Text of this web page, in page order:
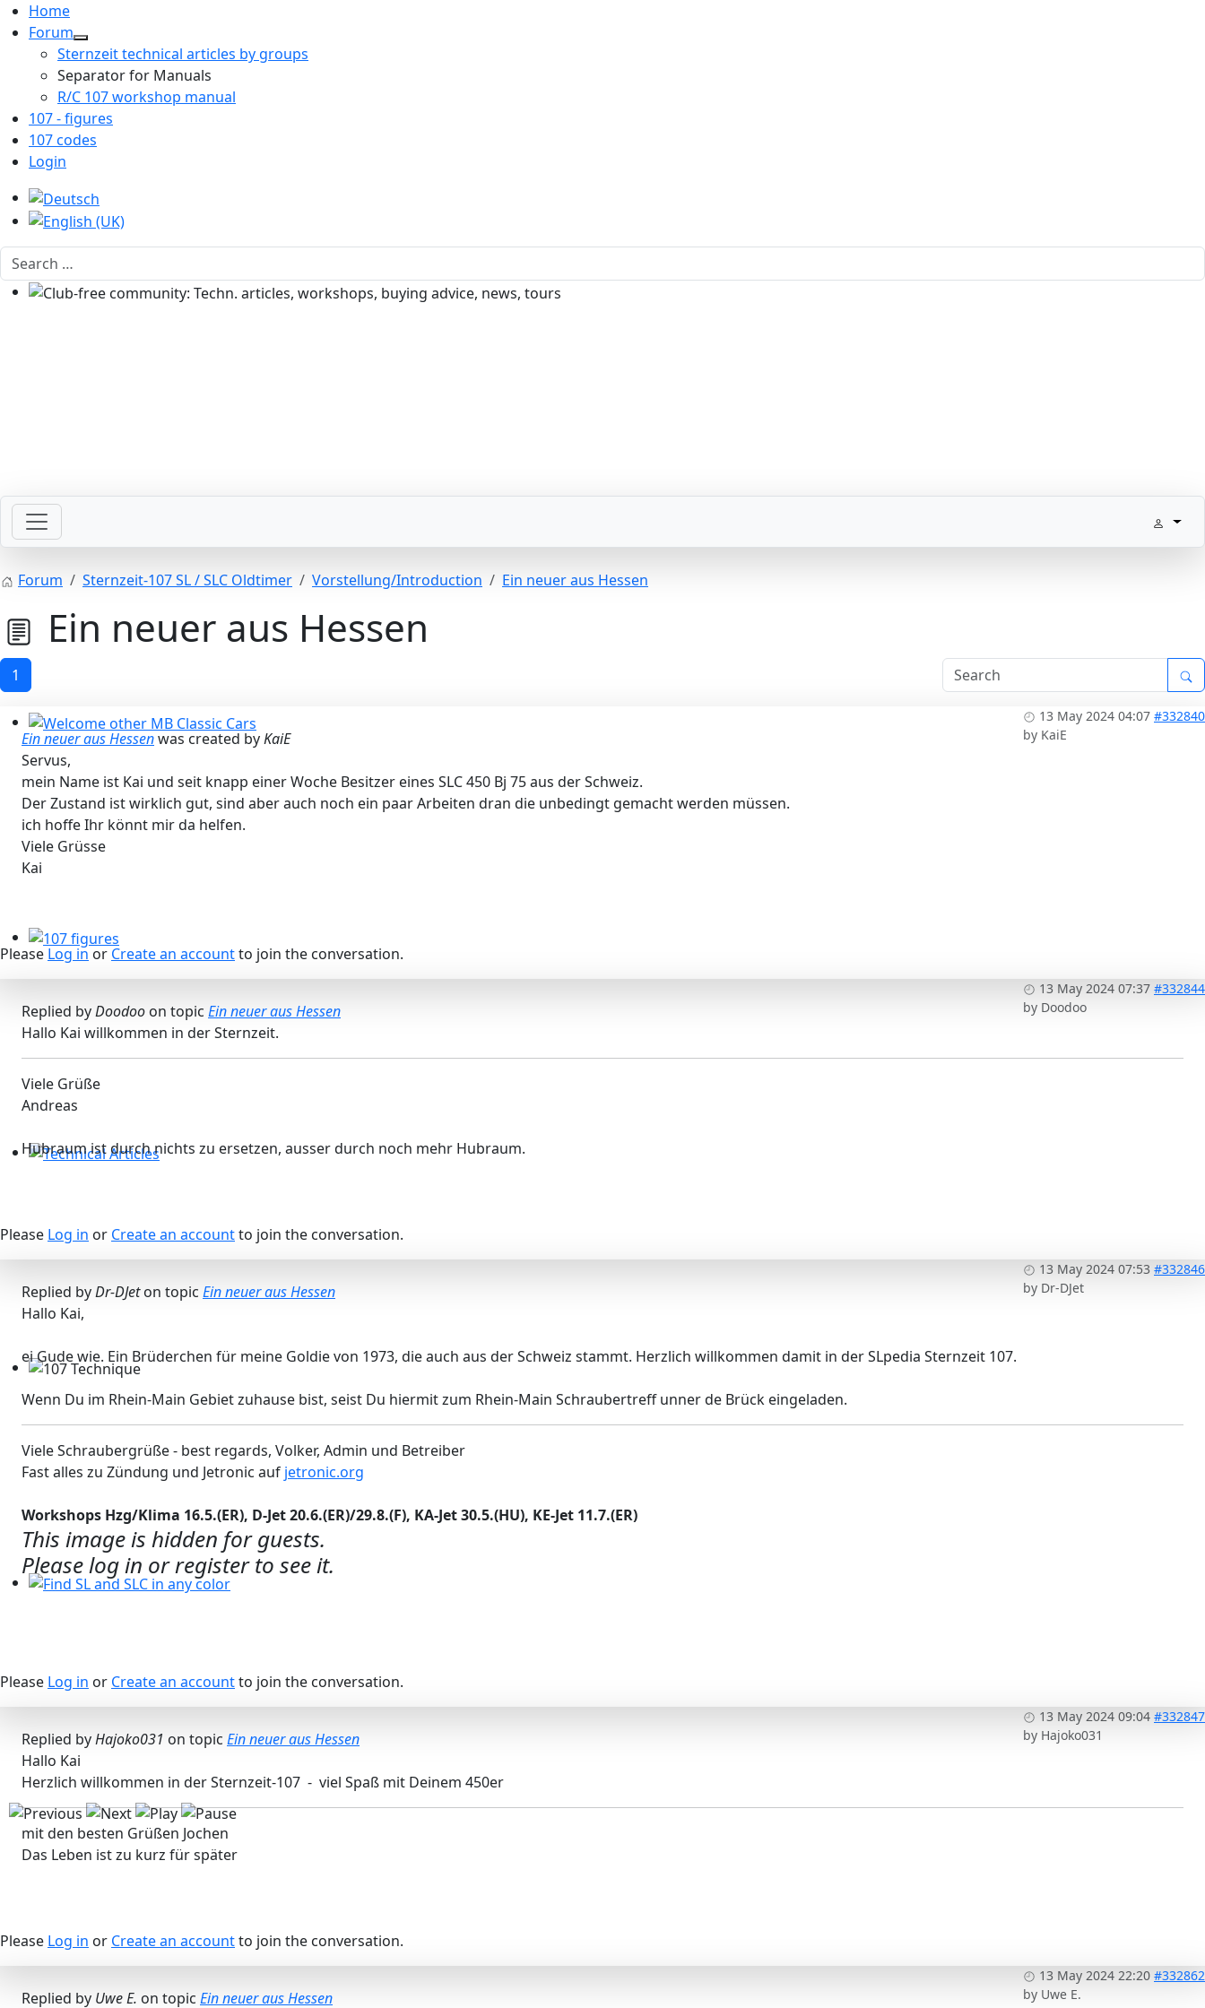
Home
Forum
Sternzeit technical articles by groups
Separator for Manuals
R/C 107 workshop manual
107 - figures
107 codes
Login
Select your language
Search
SLpedia Workshop Manual
Welcome other MB Classic Cars
107 figures
107 Technique
Forum Sternzeit-107 SL / SLC Oldtimer Vorstellung/Introduction Ein neuer aus Hessen
Ein neuer aus Hessen
1
13 May 2024 04:07 #332840
by KaiE
Ein neuer aus Hessenwas created byKaiE
Servus,
mein Name ist Kai und seit knapp einer Woche Besitzer eines SLC 450 Bj 75 aus der Schweiz.
Der Zustand ist wirklich gut, sind aber auch noch ein paar Arbeiten dran die unbedingt gemacht werden müssen.
ich hoffe Ihr könnt mir da helfen.
Viele Grüsse
Kai
Please Log in or Create an accountto join the conversation.
13 May 2024 07:37 #332844
by Doodoo
Replied byDoodooon topic Ein neuer aus Hessen
Hallo Kai willkommen in der Sternzeit.
Viele Grüße
Andreas
Hubraum ist durch nichts zu ersetzen, ausser durch noch mehr Hubraum.
Please Log in or Create an accountto join the conversation.
13 May 2024 07:53 #332846
by Dr-DJet
Replied byDr-DJeton topic Ein neuer aus Hessen
Hallo Kai,
ei Gude wie. Ein Brüderchen für meine Goldie von 1973, die auch aus der Schweiz stammt. Herzlich willkommen damit in der SLpedia Sternzeit 107.
Wenn Du im Rhein-Main Gebiet zuhause bist, seist Du hiermit zum Rhein-Main Schraubertreff unner de Brück eingeladen.
Viele Schraubergrüße - best regards, Volker, Admin und Betreiber
Fast alles zu Zündung und Jetronic auf jetronic.org
Workshops Hzg/Klima 16.5.(ER), D-Jet 20.6.(ER)/29.8.(F), KA-Jet 30.5.(HU), KE-Jet 11.7.(ER)
This image is hidden for guests.
Please log in or register to see it.
Please Log in or Create an accountto join the conversation.
13 May 2024 09:04 #332847
by Hajoko031
Replied byHajoko031 on topic Ein neuer aus Hessen
Hallo Kai
Herzlich willkommen in der Sternzeit-107 - viel Spaß mit Deinem 450er
mit den besten Grüßen Jochen
Das Leben ist zu kurz für später
Please Log in or Create an accountto join the conversation.
13 May 2024 22:20 #332862
by Uwe E.
Replied by Uwe E. on topic Ein neuer aus Hessen